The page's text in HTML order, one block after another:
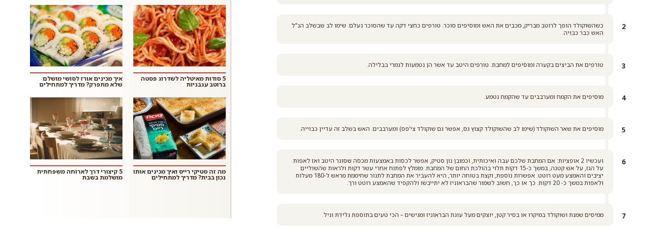
כשהשוקולד הופך לרוטב מבריק, מכבים את האש ומוסיפים סוכר. טורפים כחצי דקה עד שהסוכר נעלם. שימו לב שבשלב הנ"ל
האש כבר כבויה.
טורפים את הביצים בקערה ומוסיפים למחבת. טורפים היטב עד אשר הן נטמעות לגמרי בבלילה.
מוסיפים את הקמח ומערבבים עד שהקמח נטמע.
מוסיפים את שאר השוקולד (שימו לב שהשוקולד קצוץ גס, אפשר גם שוקולד צי’פס) ומערבבים. האש בשלב זה עדיין כבוייה.
ועכשיו 2 אופציות: אם המחבת שלכם עבה ואיכותית, וכמובן נון סטיק, אפשר לכסות באמצעות מכסה שסוגר היטב ואז לאפות
על הגז, על אש קטנה, במשך כ-15 דקות תלוי בהולכת החום של המחבת. מומלץ לפתוח אחרי עשר דקות ולראות שהשוליים
יציבים והאמצע מעט רוטט. אפשרות נוספת, וקצת בטוחה יותר, היא להעביר את המחבת לתנור שחיממת מראש ל-180 מעלות
ולאפות במשך כ- 20 דקות. כך או כך, חשוב לשמור שהבראוניז לא יתייבשו ולהקפיד שהאמצע רוטט ורך.
ממיסים שמנת ושוקולד במיקרו או בסיר קטן, יוצקים מעל עוגת הבראוניז ומגישים – הכי טעים בתוספת גלידת וניל.
5 סודות מאיטליה לשדרוג פסטה
ברוטב עגבניות
איך מכינים אורז לסושי מושלם
שלא מתפרק? מדריך למתחילים
מה זה סטיקי רייס ואיך מכינים אותו
נכון בבית? מדריך למתחילים
5 קיצורי דרך לארוחה משפחתית
מושלמת בשבת